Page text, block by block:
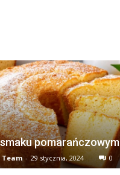
pomarańczowym
Team - 29 stycznia, 2024 0